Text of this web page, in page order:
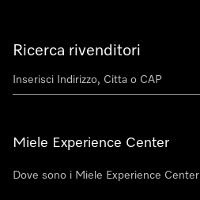
Ricerca rivenditori
Miele Experience Center
Dove sono i Miele Experience Center